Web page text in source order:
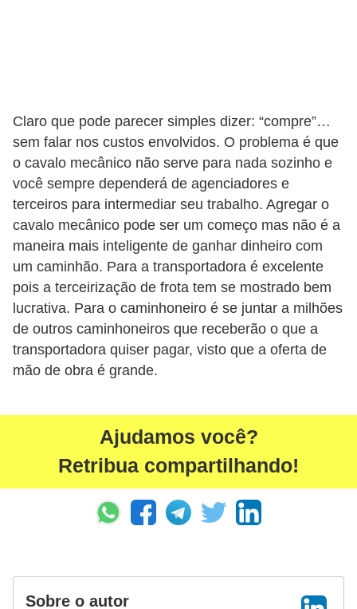
Claro que pode parecer simples dizer: “compre”…
sem falar nos custos envolvidos. O problema é que
o cavalo mecânico não serve para nada sozinho e
você sempre dependerá de agenciadores e
terceiros para intermediar seu trabalho. Agregar o
cavalo mecânico pode ser um começo mas não é a
maneira mais inteligente de ganhar dinheiro com
um caminhão. Para a transportadora é excelente
pois a terceirização de frota tem se mostrado bem
lucrativa. Para o caminhoneiro é se juntar a milhões
de outros caminhoneiros que receberão o que a
transportadora quiser pagar, visto que a oferta de
mão de obra é grande.
Ajudamos você?
Retribua compartilhando!
Sobre o autor
e
s
s
ó
r
i
o
a
u
t
m
i
D